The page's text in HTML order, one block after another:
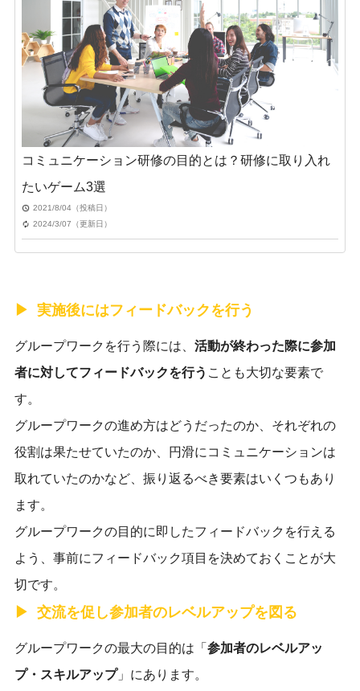
コミュニケーション研修の目的とは？研修に取り入れ
たいゲーム3選
2021/8/04（投稿日）
2024/3/07（更新日）
実施後にはフィードバックを行う
グループワークを行う際には、 活動が終わった際に参加
者に対してフィードバックを行う ことも大切な要素で
す。
グループワークの進め方はどうだったのか、それぞれの
役割は果たせていたのか、円滑にコミュニケーションは
取れていたのかなど、振り返るべき要素はいくつもあり
ます。
グループワークの目的に即したフィードバックを行える
よう、事前にフィードバック項目を決めておくことが大
切です。
交流を促し参加者のレベルアップを図る
グループワークの最大の目的は「 参加者のレベルアッ
プ・スキルアップ」にあります。